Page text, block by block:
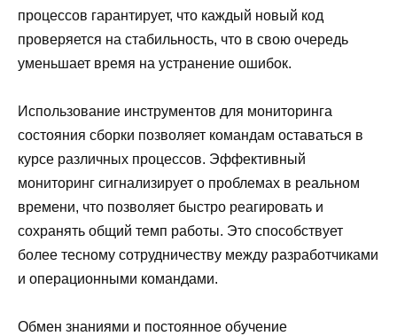
процессов гарантирует, что каждый новый код
проверяется на стабильность, что в свою очередь
уменьшает время на устранение ошибок.
Использование инструментов для мониторинга
состояния сборки позволяет командам оставаться в
курсе различных процессов. Эффективный
мониторинг сигнализирует о проблемах в реальном
времени, что позволяет быстро реагировать и
сохранять общий темп работы. Это способствует
более тесному сотрудничеству между разработчиками
и операционными командами.
Обмен знаниями и постоянное обучение